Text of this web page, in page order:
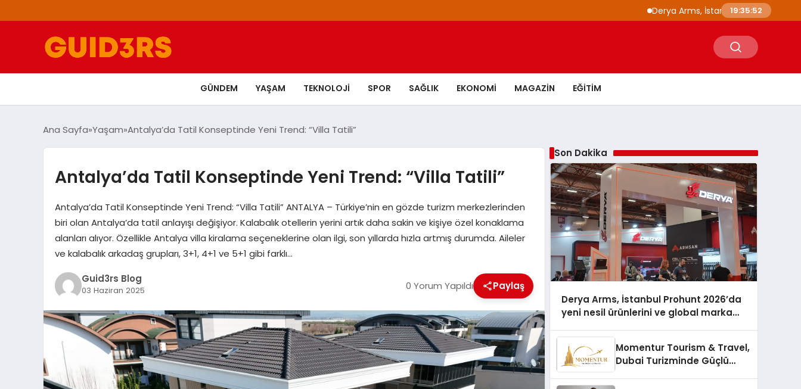
Derya Arms, İstanbul Prohunt 2026’da
19:35:53
GÜNDEM YAŞAM TEKNOLOJI SPOR SAĞLIK EKONOMI MAGAZIN EĞITIM
Ana Sayfa Yaşam Antalya’da Tatil Konseptinde Yeni Trend: “Villa Tatili”
Antalya’da Tatil Konseptinde Yeni Trend: “Villa Tatili”
Antalya’da Tatil Konseptinde Yeni Trend: “Villa Tatili” ANTALYA – Türkiye’nin en gözde turizm merkezlerinden
biri olan Antalya’da tatil anlayışı değişiyor. Kalabalık otellerin yerini artık daha sakin ve kişiye özel konaklama
alanları alıyor. Özellikle Antalya villa kiralama seçeneklerine olan ilgi, son yıllarda hızla artmış durumda. Aileler
ve kalabalık arkadaş grupları, 3+1, 4+1 ve 5+1 gibi farklı…
Guid3rs Blog
03 Haziran 2025 0 Yorum Yapıldı Paylaş
Son Dakika
Derya Arms, İstanbul Prohunt 2026’da
yeni nesil ürünlerini ve global marka
Momentur Tourism & Travel,
Dubai Turizminde Güçlü